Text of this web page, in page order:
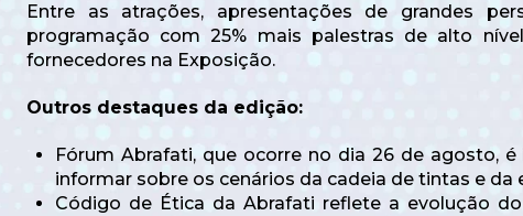
Entre as atrações, apresentações de grandes
programação com 25% mais palestras de alto
fornecedores na Exposição.
Outros destaques da edição:
Fórum Abrafati, que ocorre no dia 26 de agosto,
informar sobre os cenários da cadeia de tintas e da
Código de Ética da Abrafati reflete a evolução